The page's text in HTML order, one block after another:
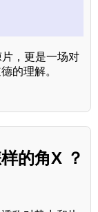
片，更是一场对
的理解。
的角X ？